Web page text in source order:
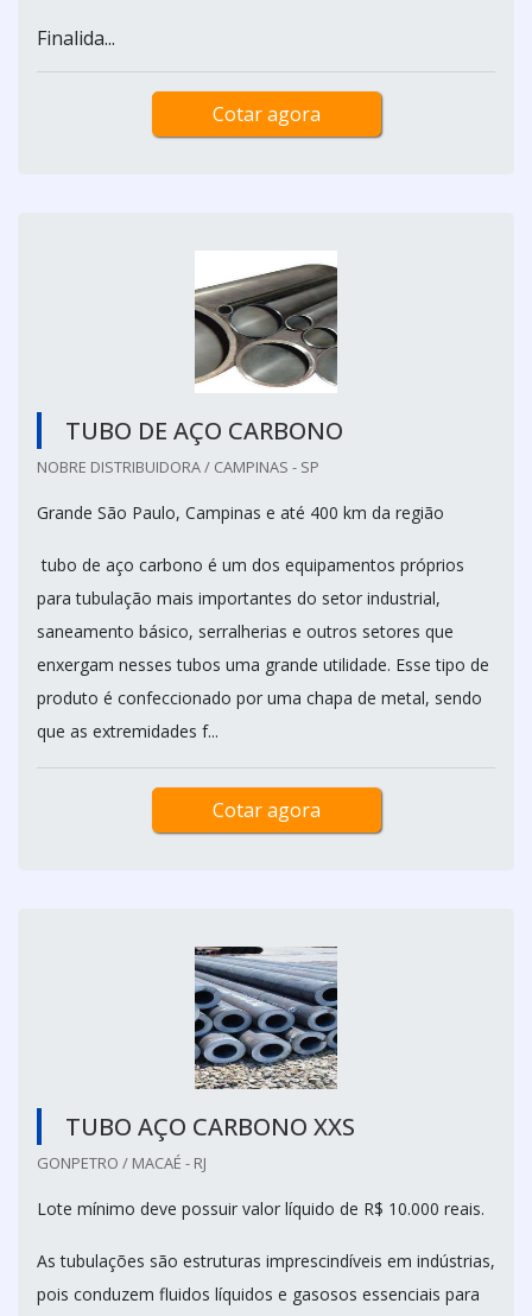
Finalida...
Cotar agora
TUBO DE AÇO CARBONO
NOBRE DISTRIBUIDORA / CAMPINAS - SP
Grande São Paulo, Campinas e até 400 km da região
tubo de aço carbono é um dos equipamentos próprios
para tubulação mais importantes do setor industrial,
saneamento básico, serralherias e outros setores que
enxergam nesses tubos uma grande utilidade. Esse tipo de
produto é confeccionado por uma chapa de metal, sendo
que as extremidades f...
Cotar agora
TUBO AÇO CARBONO XXS
GONPETRO / MACAÉ - RJ
Lote mínimo deve possuir valor líquido de R$ 10.000 reais.
As tubulações são estruturas imprescindíveis em indústrias,
pois conduzem fluidos líquidos e gasosos essenciais para